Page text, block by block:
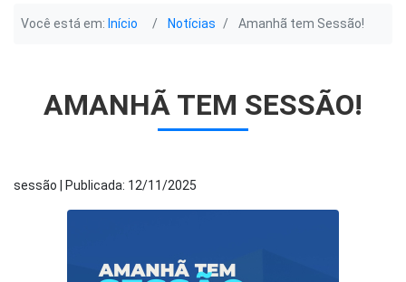
Você está em: Início Notícias Amanhã tem Sessão!
AMANHÃ TEM SESSÃO!
sessão | Publicada: 12/11/2025